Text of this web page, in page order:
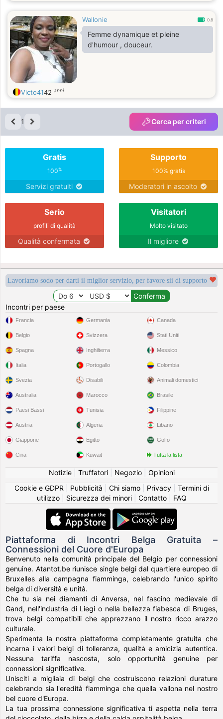
Wallonie 0.8
Femme dynamique et pleine
d'humour , douceur.
Victo4142 anni
1 Cerca per criteri
Gratis
100%
Servizi gratuiti
Supporto
100% gratis
Moderatori in ascolto
Serio
profili di qualità
Qualità confermata
Visitatori
Molto visitato
Il migliore
Lavoriamo sodo per darti il miglior servizio, per favore sii di supporto
Incontri per paese
Francia
Belgio
Spagna
Italia
Svezia
Germania
Svizzera
Inghilterra
Portogallo
Disabili
Canada
Stati Uniti
Messico
Colombia
Animali domestici
Australia
Paesi Bassi
Austria
Giappone
Cina
Marocco
Tunisia
Algeria
Egitto
Kuwait
Brasile
Filippine
Libano
Golfo
Tutta la lista
Notizie| Truffatori| Negozio| Opinioni
Cookie e GDPR
Pubblicità Chi siamo| Privacy| Termini di
utilizzo| Sicurezza dei minori| Contatto| FAQ
Piattaforma di Incontri Belga Gratuita –
Connessioni del Cuore d'Europa
Benvenuto nella comunità principale del Belgio per connessioni
genuine. Atantot.be riunisce single belgi dal quartiere europeo di
Bruxelles alla campagna fiamminga, celebrando l'unico spirito
belga di diversità e unità.
Che tu sia nei diamanti di Anversa, nel fascino medievale di
Gand, nell'industria di Liegi o nella bellezza fiabesca di Bruges,
trova belgi compatibili che apprezzano il nostro ricco arazzo
culturale.
Sperimenta la nostra piattaforma completamente gratuita che
incarna i valori belgi di tolleranza, qualità e amicizia autentica.
Nessuna tariffa nascosta, solo opportunità genuine per
connessioni significative.
Unisciti a migliaia di belgi che costruiscono relazioni durature
celebrando sia l'eredità fiamminga che quella vallona nel nostro
bel cuore d'Europa.
La tua prossima connessione significativa ti aspetta nella terra